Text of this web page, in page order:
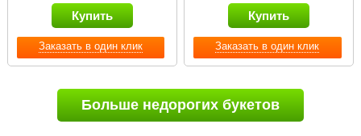
Заказать в один клик
Купить
Заказать в один клик
Купить
Больше недорогих букетов